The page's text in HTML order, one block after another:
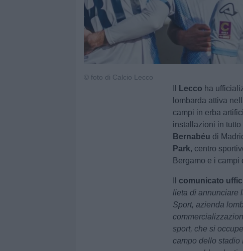
© foto di Calcio Lecco
Lecco ha
lombarda attiva
campi in erba
installazioni in tutto
Bernabéu di
Park, centro
Bergamo e i campi
comunicato
lieta di annunciare
Sport, azienda
sport, che si
campo dello stadio